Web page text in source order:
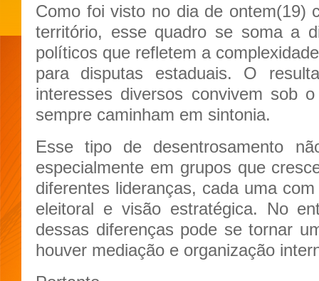
Como foi visto no dia de ontem(19)
território, esse quadro se soma a
políticos que refletem a
para disputas estaduais. O
interesses diversos convivem sob
sempre caminham em sintonia.
Esse tipo de desentrosamento
especialmente em grupos que
diferentes lideranças, cada uma
eleitoral e visão estratégica. No
dessas diferenças pode se tornar
houver mediação e organização